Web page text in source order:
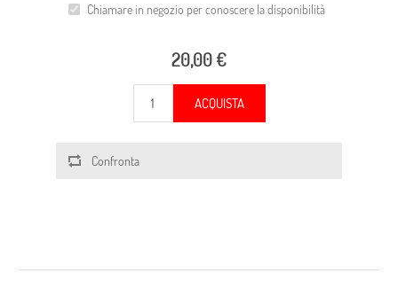
Chiamare in negozio per conoscere la disponibilità
20,00 €
ACQUISTA
Confronta